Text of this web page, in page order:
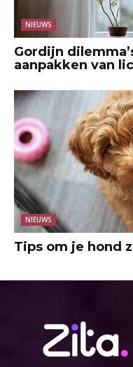
NIEUWS
Gordijn
aanpakken van
NIEUWS
Tips om je hond